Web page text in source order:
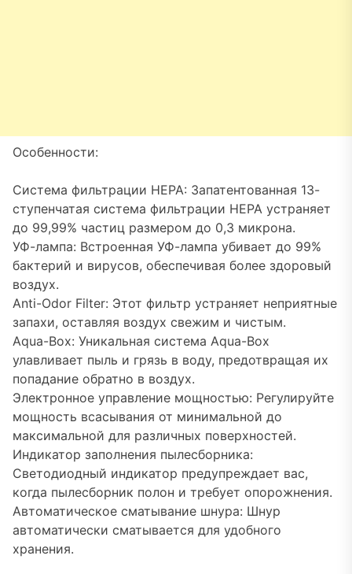
Особенности:
Система фильтрации HEPA: Запатентованная 13-
ступенчатая система фильтрации HEPA устраняет
до 99,99% частиц размером до 0,3 микрона.
УФ-лампа: Встроенная УФ-лампа убивает до 99%
бактерий и вирусов, обеспечивая более здоровый
воздух.
Anti-Odor Filter: Этот фильтр устраняет неприятные
запахи, оставляя воздух свежим и чистым.
Aqua-Box: Уникальная система Aqua-Box
улавливает пыль и грязь в воду, предотвращая их
попадание обратно в воздух.
Электронное управление мощностью: Регулируйте
мощность всасывания от минимальной до
максимальной для различных поверхностей.
Индикатор заполнения пылесборника:
Светодиодный индикатор предупреждает вас,
когда пылесборник полон и требует опорожнения.
Автоматическое сматывание шнура: Шнур
автоматически сматывается для удобного
хранения.